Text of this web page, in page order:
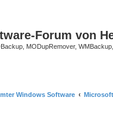
Forum von
MODupRemover,
Windows Software